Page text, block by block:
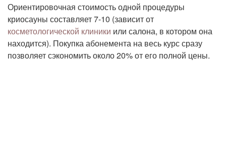
Ориентировочная стоимость одной процедуры
криосауны составляет 7-10 (зависит от
косметологической клиники или салона, в котором она
находится). Покупка абонемента на весь курс сразу
позволяет сэкономить около 20% от его полной цены.